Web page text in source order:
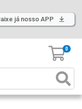
já nosso APP
0